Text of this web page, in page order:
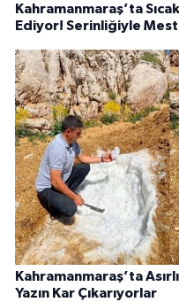
Kahramanmaraş’ta
Ediyor! Serinliğiyle
Kahramanmaraş’ta
Yazın Kar Çıkarıyorlar